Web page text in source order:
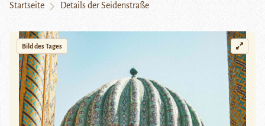
Startseite Details der Seidenstraße
Bild des Tages